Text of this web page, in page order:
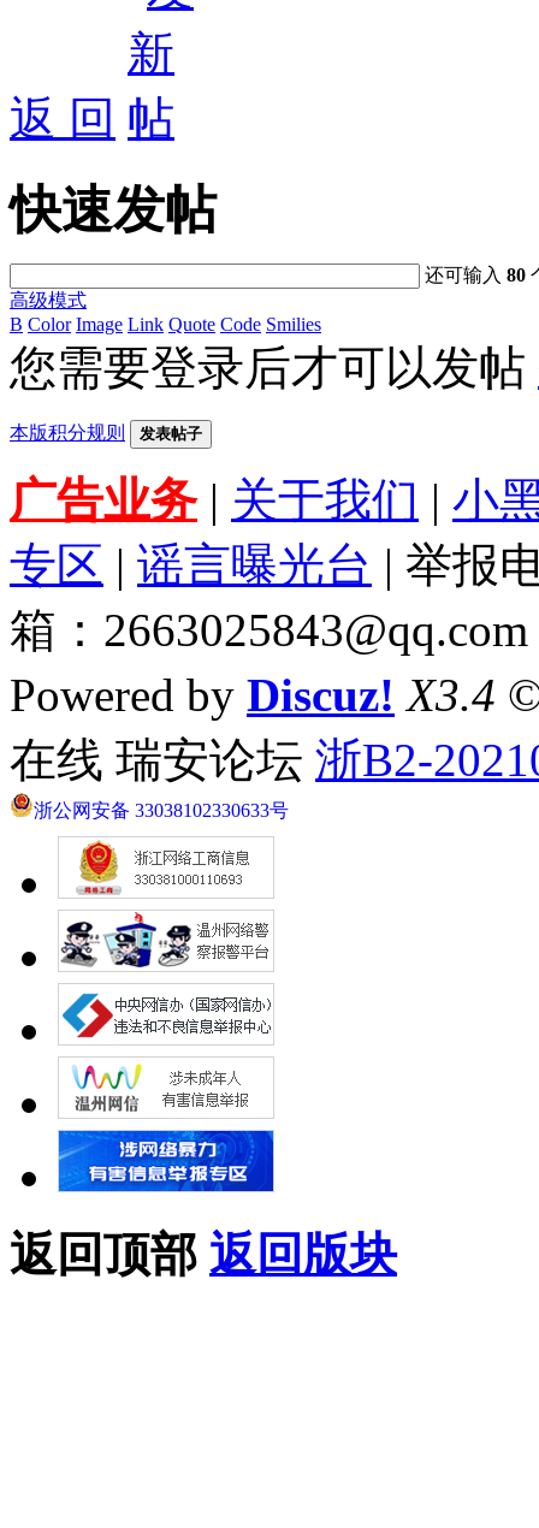
返 回
快速发帖
还可输入80
高级模式
B Color Image Link Quote Code Smilies
您需要登录后才可以发帖
本版积分规则 发表帖子
广告业务| 关于我们 | 小
专区 | 谣言曝光台 | 举报
箱：2663025843@qq.com
Powered by Discuz! X3.4
在线 瑞安论坛 浙B2-
浙公网安备 33038102330633号
返回顶部 返回版块